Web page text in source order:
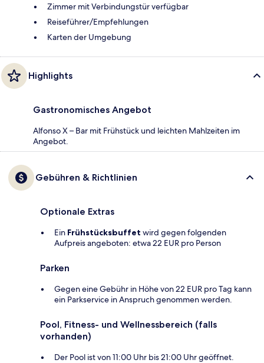
Zimmer mit Verbindungstür verfügbar
Reiseführer/Empfehlungen
Karten der Umgebung
Highlights
Gastronomisches Angebot
Alfonso X – Bar mit Frühstück und leichten Mahlzeiten im
Angebot.
Gebühren & Richtlinien
Optionale Extras
Ein Frühstücksbuffet wird gegen folgenden
Aufpreis angeboten: etwa 22 EUR pro Person
Parken
Gegen eine Gebühr in Höhe von 22 EUR pro Tag kann
ein Parkservice in Anspruch genommen werden.
Pool, Fitness- und Wellnessbereich (falls
vorhanden)
Der Pool ist von 11:00 Uhr bis 21:00 Uhr geöffnet.